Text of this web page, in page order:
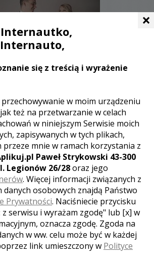
WYŚWIETLEŃ:
1596
KOMENTARZY:0
WYŚWIETLEŃ:1654
KOMENTARZY:0
WYŚWIETLEŃ:1649
×
Internautko,
się z treścią i wyrażenie
w moim urządzeniu
też na przetwarzanie w celach
w niniejszym Serwisie moich
zapisywanych w tych plikach,
przeze mnie w ramach korzystania z
Paweł Strykowski 43-300
Legionów 26/28oraz jego
. Więcej informacji związanych z
osobowych znajdą Państwo
Prywatności. Naciśniecie przycisku
serwisu i wyrażam zgodę" lub [x] w
oznacza zgodę. Zgoda na
w ww. celu może być w każdej
link umieszczony w Polityce